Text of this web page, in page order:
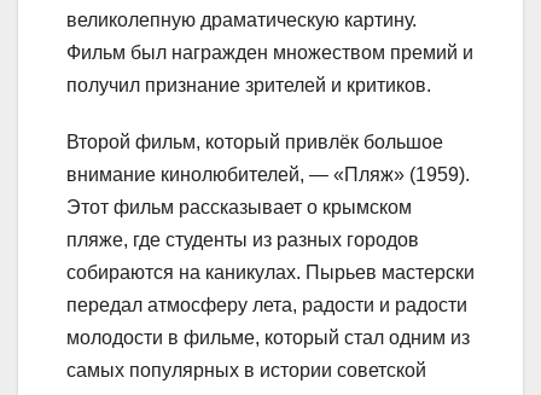
великолепную драматическую картину.
Фильм был награжден множеством премий и
получил признание зрителей и критиков.
Второй фильм, который привлёк большое
внимание кинолюбителей, — «Пляж» (1959).
Этот фильм рассказывает о крымском
пляже, где студенты из разных городов
собираются на каникулах. Пырьев мастерски
передал атмосферу лета, радости и радости
молодости в фильме, который стал одним из
самых популярных в истории советской